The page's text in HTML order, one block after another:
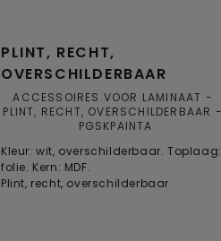
PLINT, RECHT,
OVERSCHILDERBAAR
ACCESSOIRES VOOR LAMINAAT
PLINT, RECHT, OVERSCHILDERBAAR
PGSKPAINTA
Kleur: wit, overschilderbaar. Toplaag:
folie. Kern: MDF.
Plint, recht, overschilderbaar